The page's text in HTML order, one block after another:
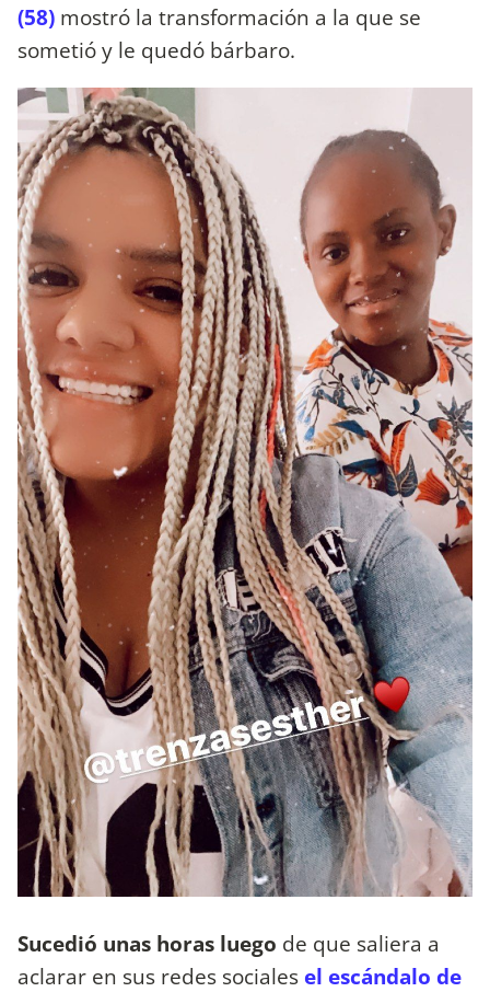
(58) mostró la transformación a la que se
sometió y le quedó bárbaro.
Sucedió unas horas luego de que saliera a
aclarar en sus redes sociales el escándalo de